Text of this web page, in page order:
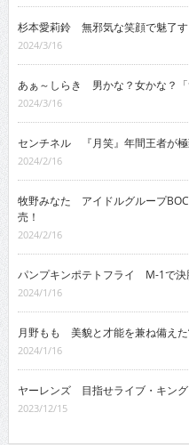
杉本愛莉鈴 無邪気な笑顔で魅了す
2024/3/16
あぁ～しらき 男かな？女かな？「
2024/3/16
センチネル 『月笑』年間王者が極
2024/2/16
牧野みなた アイドルグループ
売！
2024/2/16
パンプキンポテトフライ M-1で決
2024/1/16
月野もも 美貌と才能を兼ね備えた
2024/1/16
ヤーレンズ 目指せライブ・キン
2023/12/15